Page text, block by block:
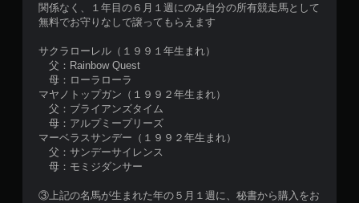
関係なく、１年目の６月１週にのみ自分の所有競走馬として
無料でお守りなしで譲ってもらえます
サクラローレル（１９９１年生まれ）
父：Rainbow Quest
母：ローラローラ
マヤノトップガン（１９９２年生まれ）
父：ブライアンズタイム
母：アルプミープリーズ
マーベラスサンデー（１９９２年生まれ）
父：サンデーサイレンス
母：モミジダンサー
③上記の名馬が生まれた年の５月１週に、秘書から購入をお